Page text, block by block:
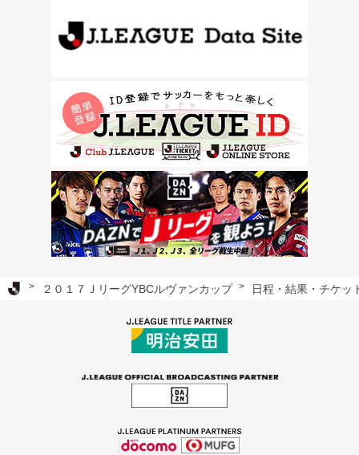
Ｊリーグ TOP
２０１７ＪリーグYBCルヴァンカップ 日程・結果・チケッ